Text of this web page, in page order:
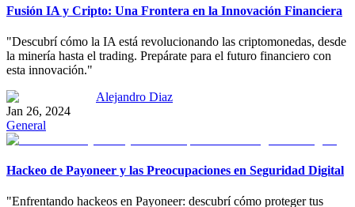
Fusión IA y Cripto: Una Frontera en la Innovación Financiera
"Descubrí cómo la IA está revolucionando las criptomonedas, desde
la minería hasta el trading. Prepárate para el futuro financiero con
esta innovación."
Alejandro Diaz
Jan 26, 2024
General
Hackeo de Payoneer y las Preocupaciones en Seguridad Digital
"Enfrentando hackeos en Payoneer: descubrí cómo proteger tus